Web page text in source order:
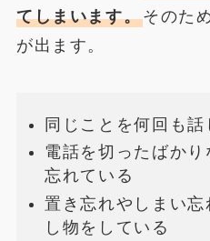
てしまいます。そのた
が出ます。
同じことを何回も
電話を切ったばか
忘れている
置き忘れやしまい
し物をしている